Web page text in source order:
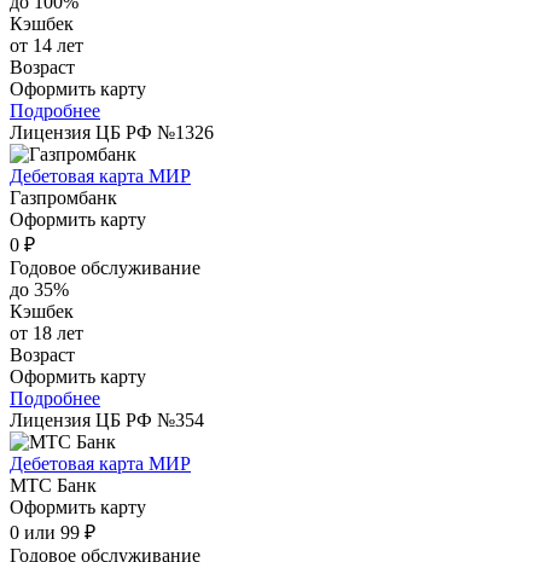
Кэшбек
от 14 лет
Возраст
Оформить карту
Подробнее
Лицензия ЦБ РФ №1326
Дебетовая карта МИР
Газпромбанк
Оформить карту
0 ₽
Годовое обслуживание
до 35%
Кэшбек
от 18 лет
Возраст
Оформить карту
Подробнее
Лицензия ЦБ РФ №354
Дебетовая карта МИР
МТС Банк
Оформить карту
0 или 99 ₽
Годовое обслуживание